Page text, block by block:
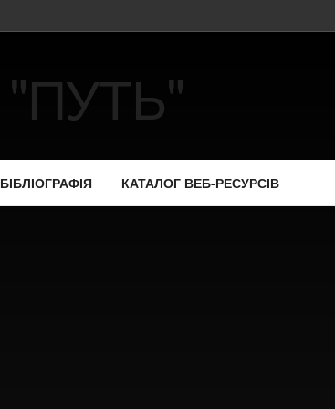
БІБЛІОГРАФІЯ КАТАЛОГ ВЕБ-РЕСУРСІВ